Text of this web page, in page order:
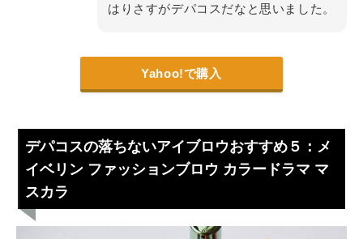
はりさすがデパコスだなと思いました。
Yahoo!で購入
デパコスの落ちないアイブロウおすすめ５：メ
イベリン ファッションブロウ カラードラマ マ
スカラ